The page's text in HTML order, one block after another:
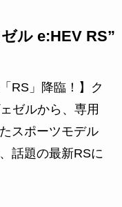
ル e:HEV RS”
RS」降臨！】ク
ゼルから、専用
スポーツモデル
話題の最新RSに